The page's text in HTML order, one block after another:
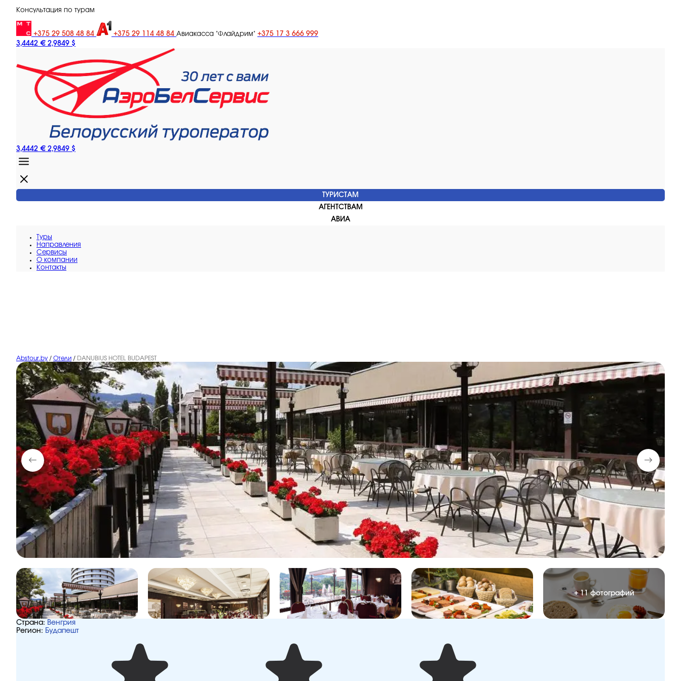
Консультация по турам
+375 29 508 48 84 +375 29 114 48 84 Авиакасса "Флайдрим" +375 17 3 666 999
3,4442 € 2,9849 $
3,4442 € 2,9849 $
ТУРИСТАМ
АГЕНТСТВАМ
АВИА
Туры
Направления
Сервисы
O компании
Контакты
Abstour.by / Отели / DANUBIUS HOTEL BUDAPEST
+ 11 фотографий
Страна: Венгрия
Регион: Будапешт